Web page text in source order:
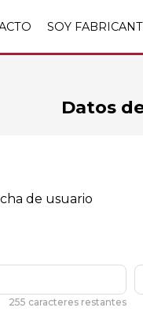
SOY
Datos
de usuario
255 caracteres restantes